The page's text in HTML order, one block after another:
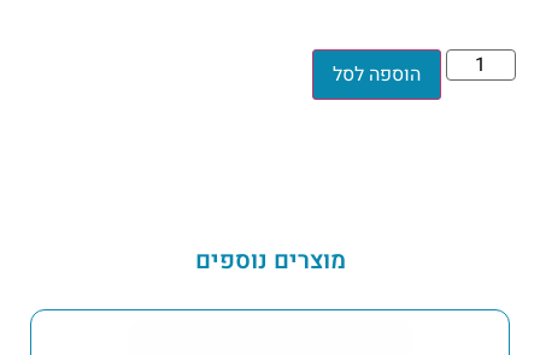
הוספה לסל
מוצרים נוספים